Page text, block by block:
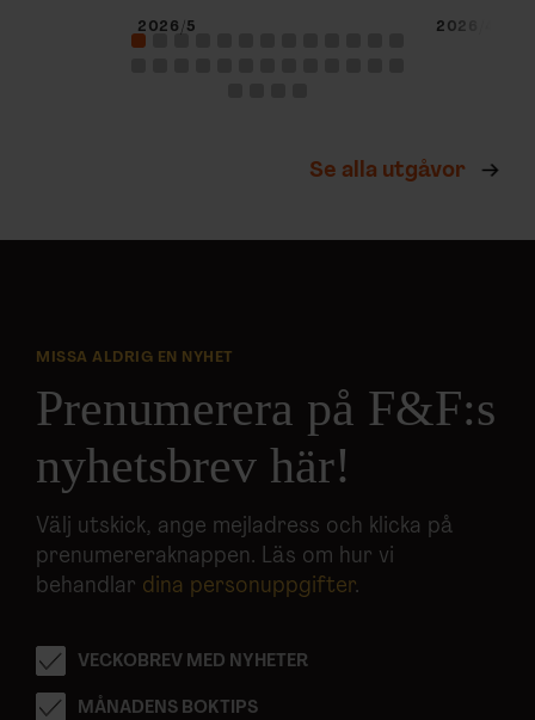
2026/5 2026/4
Se alla utgåvor
MISSA ALDRIG EN NYHET
Prenumerera på F&F:s
nyhetsbrev här!
Välj utskick, ange mejladress och klicka på
prenumereraknappen. Läs om hur vi
behandlar dina personuppgifter.
VECKOBREV MED NYHETER
MÅNADENS BOKTIPS